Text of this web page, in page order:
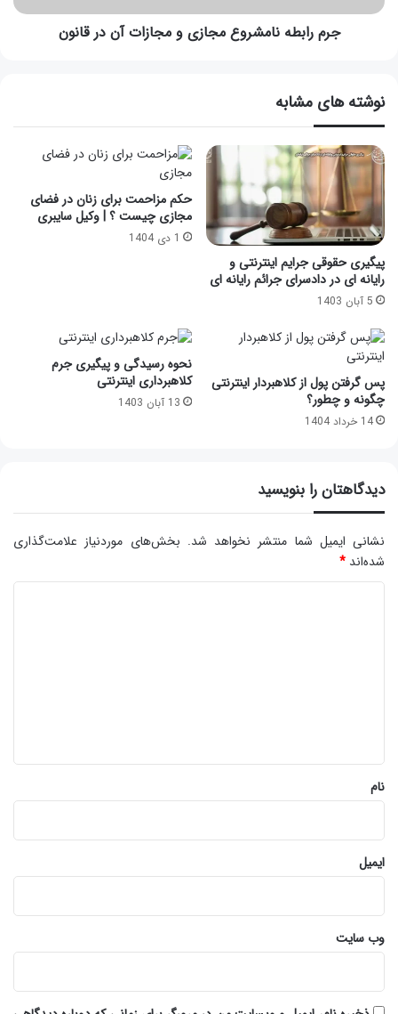
جرم رابطه نامشروع مجازی و مجازات آن در قانون
نوشته های مشابه
پیگیری حقوقی جرایم اینترنتی و
رایانه ای در دادسرای جرائم رایانه ای
5 آبان 1403
حکم مزاحمت برای زنان در فضای
مجازی چیست ؟ | وکیل سایبری
1 دی 1404
پس گرفتن پول از کلاهبردار اینترنتی
چگونه و چطور؟
14 خرداد 1404
نحوه رسیدگی و پیگیری جرم
کلاهبرداری اینترنتی
13 آبان 1403
دیدگاهتان را بنویسید
نشانی ایمیل شما منتشر نخواهد شد. بخش‌های موردنیاز علامت‌گذاری
شده‌اند *
نام
ایمیل
وب‌ سایت